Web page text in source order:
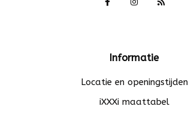
Informatie
Locatie en openingstijden
iXXXi maattabel